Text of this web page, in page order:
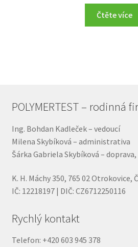
Čtěte více
POLYMERTEST – rodinná
Ing. Bohdan Kadleček – vedoucí
Milena Skybíková – administrativa
Šárka Gabriela Skybíková –
K. H. Máchy 350, 765 02 Otrokovice,
IČ: 12218197 | DIČ: CZ6712250116
Rychlý kontakt
Telefon: +420 603 945 378